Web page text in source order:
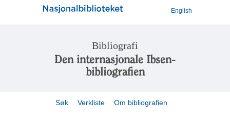
English
Bibliografi
Den internasjonale Ibsen-
bibliografien
Søk Verkliste Om bibliografien